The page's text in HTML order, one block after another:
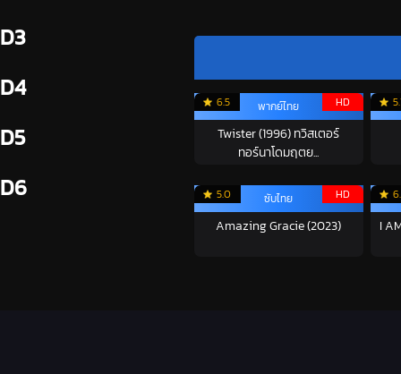
D3
D4
D5
D6
6.5 HD
พากย์ไทย
Twister (1996) ทวิสเตอร์
ทอร์นาโดมฤตย...
5.0 HD
ซับไทย
Amazing Gracie (2023) I